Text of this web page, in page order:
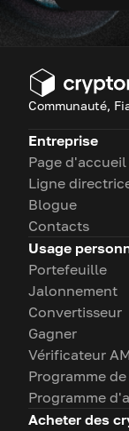
Communauté,
Entreprise
Page d'accueil
Ligne
Blogue
Contacts
Usage
Portefeuille
Jalonnement
Convertisseur
Gagner
Vérificateur
Programme
Programme
Acheter des